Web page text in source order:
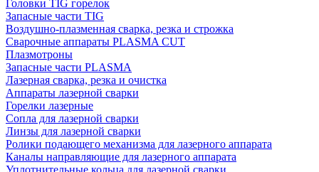
Головки TIG горелок
Запасные части TIG
Воздушно-плазменная сварка, резка и строжка
Сварочные аппараты PLASMA CUT
Плазмотроны
Запасные части PLASMA
Лазерная сварка, резка и очистка
Аппараты лазерной сварки
Горелки лазерные
Сопла для лазерной сварки
Линзы для лазерной сварки
Ролики подающего механизма для лазерного аппарата
Каналы направляющие для лазерного аппарата
Уплотнительные кольца для лазерной сварки